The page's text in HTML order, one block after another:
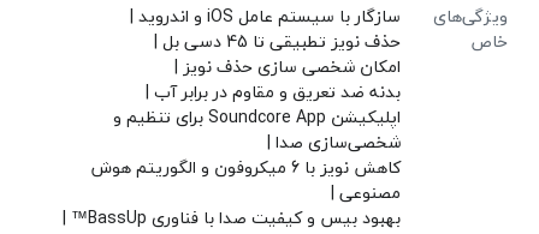
ویژگی‌های
خاص
سازگار با سیستم عامل iOS و اندروید |
حذف نویز تطبیقی تا 45 دسی بل |
امکان شخصی سازی حذف نویز |
بدنه ضد تعریق و مقاوم در برابر آب |
اپلیکیشن Soundcore App برای تنظیم و
شخصی‌سازی صدا |
کاهش نویز با 6 میکروفون و الگوریتم هوش
مصنوعی |
بهبود بیس و کیفیت صدا با فناوری BassUp™ |